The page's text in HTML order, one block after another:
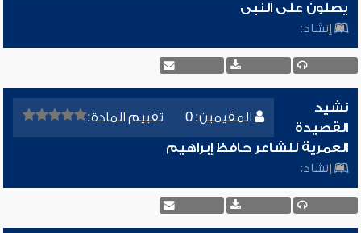
يصلون على النبى
إنشاد:
المقيمين: 0 تقييم المادة:
نشيد
القصيدة
العمرية للشاعر حافظ إبراهيم
إنشاد: